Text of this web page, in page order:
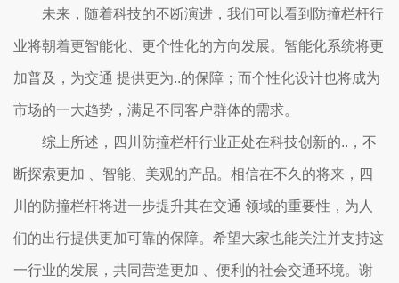
未来，随着科技的不断演进，我们可以看到防撞栏杆行
业将朝着更智能化、更个性化的方向发展。智能化系统将更
加普及，为交通 提供更为..的保障；而个性化设计也将成为
市场的一大趋势，满足不同客户群体的需求。
综上所述，四川防撞栏杆行业正处在科技创新的..，不
断探索更加 、智能、美观的产品。相信在不久的将来，四
川的防撞栏杆将进一步提升其在交通 领域的重要性，为人
们的出行提供更加可靠的保障。希望大家也能关注并支持这
一行业的发展，共同营造更加 、便利的社会交通环境。谢